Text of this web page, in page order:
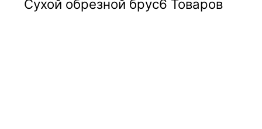
Сухой обрезной брус6 Товаров